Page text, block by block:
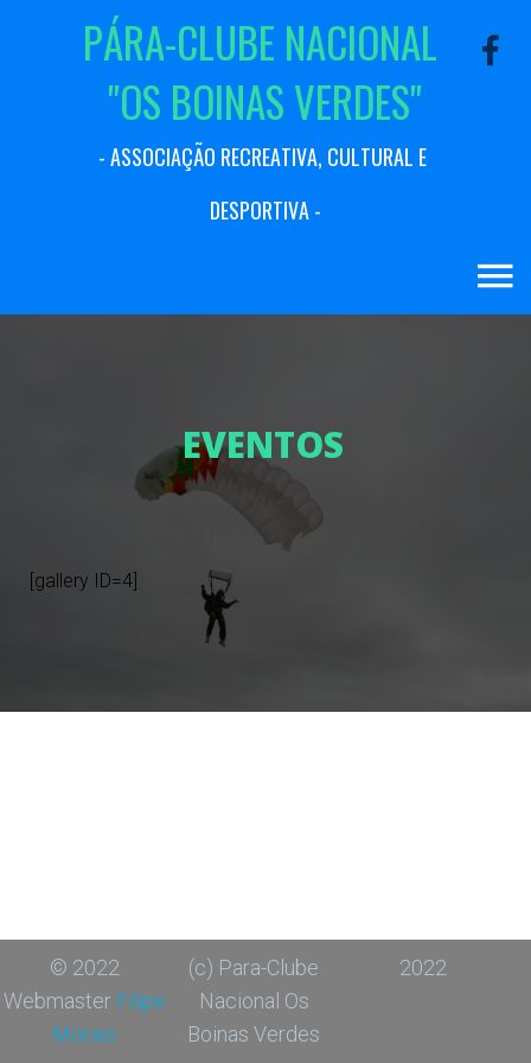
PÁRA-CLUBE NACIONAL
"OS BOINASVERDES"
- ASSOCIAÇÃO RECREATIVA, CULTURAL E
DESPORTIVA-
EVENTOS
[gallery ID=4]
© 2022
Webmaster Filipe
Morais
(c) Para-Clube
Nacional Os
Boinas Verdes
2022